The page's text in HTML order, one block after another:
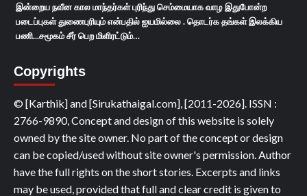
இன்றைய நவீன கால மாந்தர்கள் புரிந்து செம்மையாக வாழ இதுபோன்ற
படைப்புகள் துணைபுரியும் என்பதில் ஐயமில்லை . தொடர்க தங்கள் இலக்கிய
பணி...சமூகம் சீர் பெற மிளிரட்டும்…
Copyrights
© [Karthik] and [Sirukathaigal.com], [2011-2026]. ISSN :
2766-9890, Concept and design of this website is solely
owned by the site owner. No part of the concept or design
can be copied/used without site owner's permission. Author
have the full rights on the short stories. Excerpts and links
may be used, provided that full and clear credit is given to